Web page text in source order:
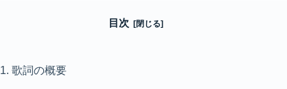
目次
1. 歌詞の概要